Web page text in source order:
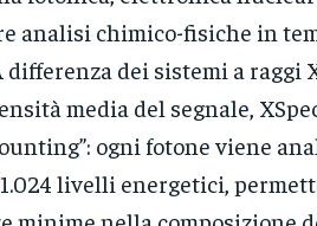
analisi chimico-fisiche in
dei sistemi a raggi
media del segnale,
ogni fotone viene
livelli energetici,